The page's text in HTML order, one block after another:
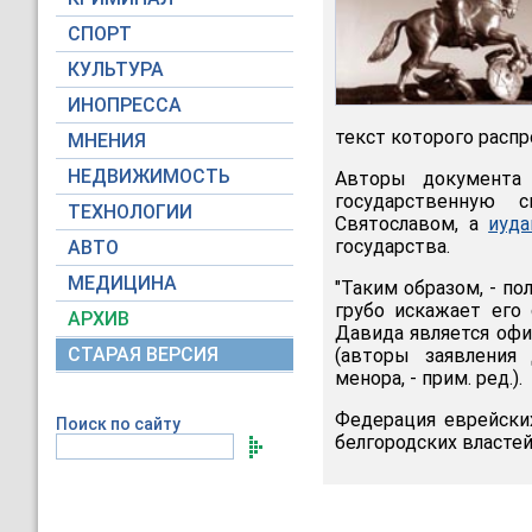
СПОРТ
КУЛЬТУРА
ИНОПРЕССА
МНЕНИЯ
НЕДВИЖИМОСТЬ
ТЕХНОЛОГИИ
АВТО
МЕДИЦИНА
АРХИВ
СТАРАЯ ВЕРСИЯ
Поиск по сайту
текст которого
Авторы
государственную
Святославом, а
государства.
"Таким образом, -
грубо искажает
Давида является
(авторы заявления
менора, - прим. ред.).
Федерация
белгородских